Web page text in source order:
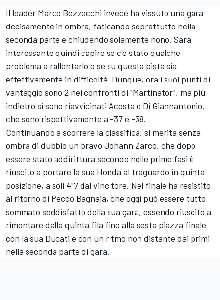
Il leader Marco Bezzecchi invece ha vissuto una gara
decisamente in ombra, faticando soprattutto nella
seconda parte e chiudendo solamente nono. Sarà
interessante quindi capire se c'è stato qualche
problema a rallentarlo o se su questa pista sia
effettivamente in difficoltà. Dunque, ora i suoi punti di
vantaggio sono 2 nei confronti di "Martinator", ma più
indietro si sono riavvicinati Acosta e Di Giannantonio,
che sono rispettivamente a -37 e -38.
Continuando a scorrere la classifica, si merita senza
ombra di dubbio un bravo Johann Zarco, che dopo
essere stato addirittura secondo nelle prime fasi è
riuscito a portare la sua Honda al traguardo in quinta
posizione, a soli 4"7 dal vincitore. Nel finale ha resistito
al ritorno di Pecco Bagnaia, che oggi può essere tutto
sommato soddisfatto della sua gara, essendo riuscito a
rimontare dalla quinta fila fino alla sesta piazza finale
con la sua Ducati e con un ritmo non distante dai primi
nella seconda parte di gara.